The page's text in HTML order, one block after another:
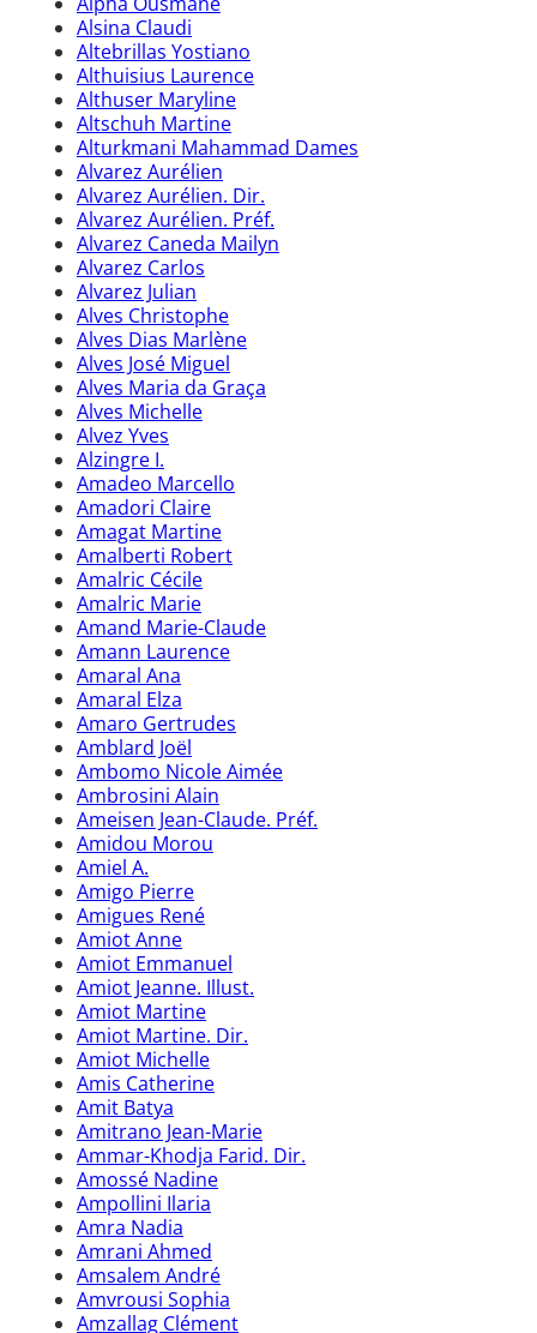
Alsina Claudi
Altebrillas Yostiano
Althuisius Laurence
Althuser Maryline
Altschuh Martine
Alturkmani Mahammad Dames
Alvarez Aurélien
Alvarez Aurélien. Dir.
Alvarez Aurélien. Préf.
Alvarez Caneda Mailyn
Alvarez Carlos
Alvarez Julian
Alves Christophe
Alves Dias Marlène
Alves José Miguel
Alves Maria da Graça
Alves Michelle
Alvez Yves
Alzingre I.
Amadeo Marcello
Amadori Claire
Amagat Martine
Amalberti Robert
Amalric Cécile
Amalric Marie
Amand Marie-Claude
Amann Laurence
Amaral Ana
Amaral Elza
Amaro Gertrudes
Amblard Joël
Ambomo Nicole Aimée
Ambrosini Alain
Ameisen Jean-Claude. Préf.
Amidou Morou
Amiel A.
Amigo Pierre
Amigues René
Amiot Anne
Amiot Emmanuel
Amiot Jeanne. Illust.
Amiot Martine
Amiot Martine. Dir.
Amiot Michelle
Amis Catherine
Amit Batya
Amitrano Jean-Marie
Ammar-Khodja Farid. Dir.
Amossé Nadine
Ampollini Ilaria
Amra Nadia
Amrani Ahmed
Amsalem André
Amvrousi Sophia
Amzallag Clément